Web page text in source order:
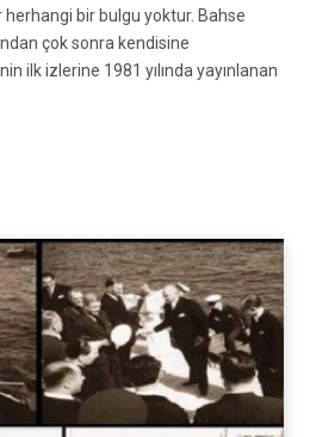
herhangi bir bulgu yoktur. Bahse
çok sonra kendisine
ilk izlerine 1981 yılında yayınlanan